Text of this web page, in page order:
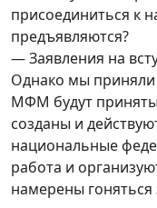
присоединиться к
предъявляются?
— Заявления на
Однако мы
МФМ будут приняты
созданы и
национальные
работа и
намерены